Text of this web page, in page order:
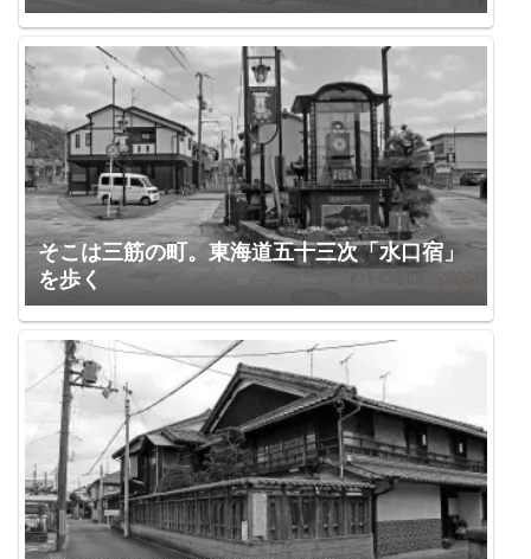
そこは三筋の町。東海道五十三次「水口宿」
を歩く